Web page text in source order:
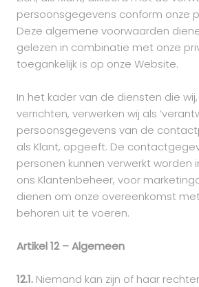
persoonsgegevens conform onze
Deze algemene voorwaarden
gelezen in combinatie met onze
toegankelijk is op onze Website.
In het kader van de diensten die
verrichten, verwerken wij als
persoonsgegevens van de
als Klant, opgeeft. De
personen kunnen verwerkt worden
ons Klantenbeheer, voor
dienen om onze overeenkomst
behoren uit te voeren.
Artikel 12 – Algemeen
12.1. Niemand kan zijn of haar